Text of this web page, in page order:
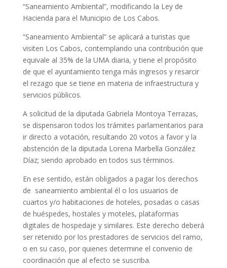
“Saneamiento Ambiental”, modificando la Ley de
Hacienda para el Municipio de Los Cabos.
“Saneamiento Ambiental” se aplicará a turistas que
visiten Los Cabos, contemplando una contribución que
equivale al 35% de la UMA diaria, y tiene el propósito
de que el ayuntamiento tenga más ingresos y resarcir
el rezago que se tiene en materia de infraestructura y
servicios públicos.
A solicitud de la diputada Gabriela Montoya Terrazas,
se dispensaron todos los trámites parlamentarios para
ir directo a votación, resultando 20 votos a favor y la
abstención de la diputada Lorena Marbella González
Díaz; siendo aprobado en todos sus términos.
En ese sentido, están obligados a pagar los derechos
de saneamiento ambiental él o los usuarios de
cuartos y/o habitaciones de hoteles, posadas o casas
de huéspedes, hostales y moteles, plataformas
digitales de hospedaje y similares. Este derecho deberá
ser retenido por los prestadores de servicios del ramo,
o en su caso, por quienes determine el convenio de
coordinación que al efecto se suscriba.